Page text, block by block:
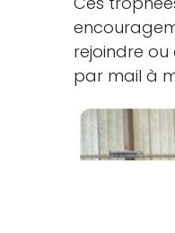
rejoindre
par mail à
Ultimate Frisbee